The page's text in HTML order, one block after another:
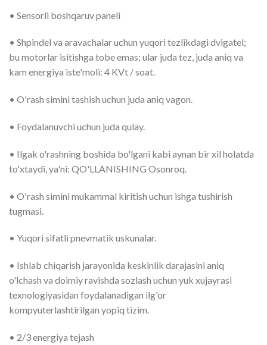
• Sensorli boshqaruv paneli
• Shpindel va aravachalar uchun yuqori tezlikdagi dvigatel;
bu motorlar isitishga tobe emas; ular juda tez, juda aniq va
kam energiya iste'moli: 4 KVt / soat.
• O'rash simini tashish uchun juda aniq vagon.
• Foydalanuvchi uchun juda qulay.
• Ilgak o'rashning boshida bo'lgani kabi aynan bir xil holatda
to'xtaydi, ya'ni: QO'LLANISHING Osonroq.
• O'rash simini mukammal kiritish uchun ishga tushirish
tugmasi.
• Yuqori sifatli pnevmatik uskunalar.
• Ishlab chiqarish jarayonida keskinlik darajasini aniq
o'lchash va doimiy ravishda sozlash uchun yuk xujayrasi
texnologiyasidan foydalanadigan ilg'or
kompyuterlashtirilgan yopiq tizim.
• 2/3 energiya tejash